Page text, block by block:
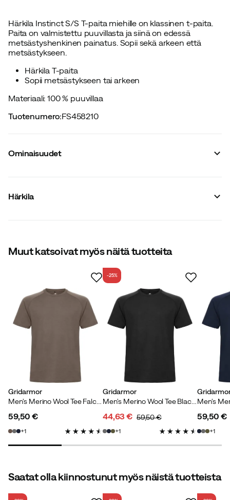
Härkila Instinct S/S T-paita miehille on klassinen t-paita.
Paita on valmistettu puuvillasta ja siinä on edessä
metsästyshenkinen painatus. Sopii sekä arkeen että
metsästykseen.
Härkila T-paita
Sopii metsästykseen tai arkeen
Materiaali: 100 % puuvillaa
Tuotenumero:FS458210
Ominaisuudet
Vetoketju
Valmistusmaa:Turkki
Härkila
Muut katsoivat myös näitä tuotteita
Gridarmor
Men's Merino Wool Tee Falcon
price
59,50 €
1
Gridarmor
Men's Merino Wool Tee Black Beauty
-25%
discounted
44,63 €
original
59,50 €
1 price
59,50 €
1
Saatat olla kiinnostunut myös näistä tuotteista